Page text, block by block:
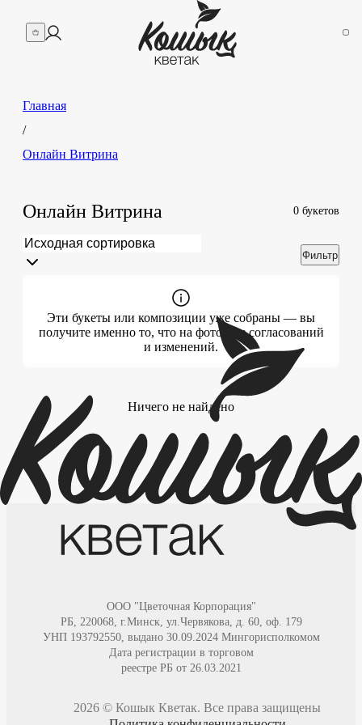
Главная
/
Oнлайн Витрина
Oнлайн Витрина 0 букетов
Фильтр
Эти букеты или композиции уже собраны — вы
получите именно то, что на фото, без согласований
и изменений.
Ничего не найдено
2026 © Кошык Кветак. Все права защищены
ООО "Цветочная Корпорация"
РБ, 220068, г.Минск, ул.Червякова, д. 60, оф. 179
УНП 193792550, выдано 30.09.2024 Мингорисполкомом
Дата регистрации в торговом
реестре РБ от 26.03.2021